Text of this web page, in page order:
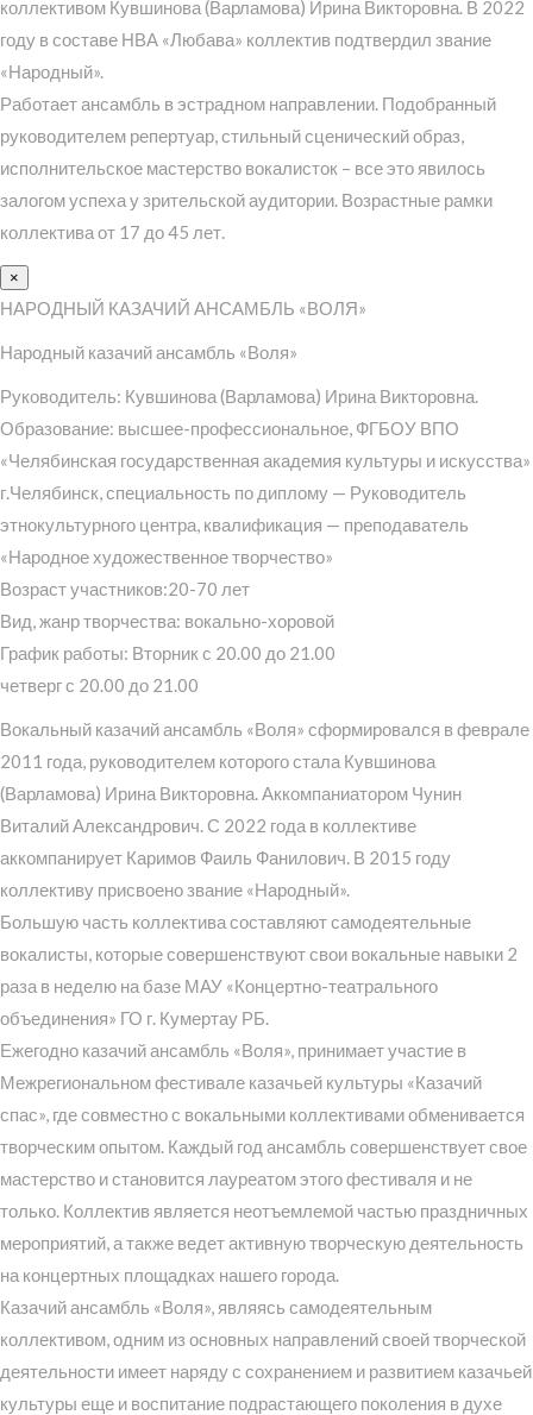
коллективом Кувшинова (Варламова) Ирина Викторовна. В 2022
году в составе НВА «Любава» коллектив подтвердил звание
«Народный».
Работает ансамбль в эстрадном направлении. Подобранный
руководителем репертуар, стильный сценический образ,
исполнительское мастерство вокалисток – все это явилось
залогом успеха у зрительской аудитории. Возрастные рамки
коллектива от 17 до 45 лет.
×
НАРОДНЫЙ КАЗАЧИЙ АНСАМБЛЬ «ВОЛЯ»
Народный казачий ансамбль «Воля»
Руководитель: Кувшинова (Варламова) Ирина Викторовна.
Образование: высшее-профессиональное, ФГБОУ ВПО
«Челябинская государственная академия культуры и искусства»
г.Челябинск, специальность по диплому — Руководитель
этнокультурного центра, квалификация — преподаватель
«Народное художественное творчество»
Возраст участников:20-70 лет
Вид, жанр творчества: вокально-хоровой
График работы: Вторник с 20.00 до 21.00
четверг с 20.00 до 21.00
Вокальный казачий ансамбль «Воля» сформировался в феврале
2011 года, руководителем которого стала Кувшинова
(Варламова) Ирина Викторовна. Аккомпаниатором Чунин
Виталий Александрович. С 2022 года в коллективе
аккомпанирует Каримов Фаиль Фанилович. В 2015 году
коллективу присвоено звание «Народный».
Большую часть коллектива составляют самодеятельные
вокалисты, которые совершенствуют свои вокальные навыки 2
раза в неделю на базе МАУ «Концертно-театрального
объединения» ГО г. Кумертау РБ.
Ежегодно казачий ансамбль «Воля», принимает участие в
Межрегиональном фестивале казачьей культуры «Казачий
спас», где совместно с вокальными коллективами обменивается
творческим опытом. Каждый год ансамбль совершенствует свое
мастерство и становится лауреатом этого фестиваля и не
только. Коллектив является неотъемлемой частью праздничных
мероприятий, а также ведет активную творческую деятельность
на концертных площадках нашего города.
Казачий ансамбль «Воля», являясь самодеятельным
коллективом, одним из основных направлений своей творческой
деятельности имеет наряду с сохранением и развитием казачьей
культуры еще и воспитание подрастающего поколения в духе